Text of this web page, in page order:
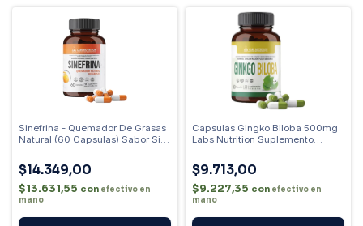
Sinefrina - Quemador De Grasas
Natural (60 Capsulas) Sabor Sin
$14.349,00
$13.631,55 con efectivo en
mano
Capsulas Gingko Biloba 500mg
Labs Nutrition Suplemento
$9.713,00
$9.227,35 con efectivo en
mano